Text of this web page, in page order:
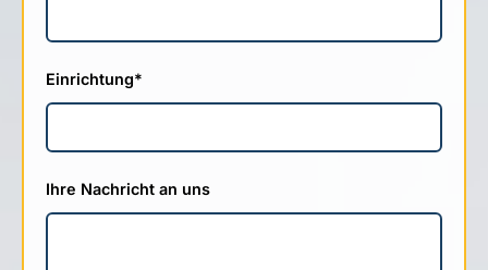
Einrichtung*
Ihre Nachricht an uns